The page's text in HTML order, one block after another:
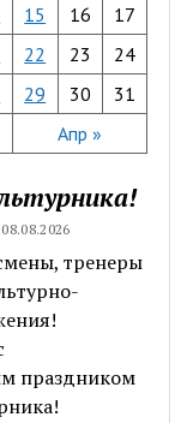
Апр »
15 16
17
22 23
24
29 30 31
тренеры
праздником